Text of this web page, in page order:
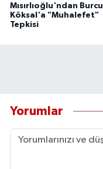
Mısırlıoğlu'ndan Burcu
Köksal'a "Muhalefet"
Tepkisi
Yorumlar